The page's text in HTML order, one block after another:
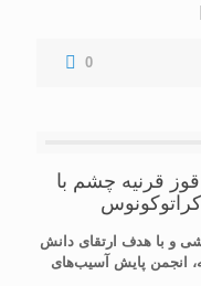
0
قرنیه چشم با
کراتوکونوس
و با هدف ارتقای دانش
انجمن پایش آسیب‌های